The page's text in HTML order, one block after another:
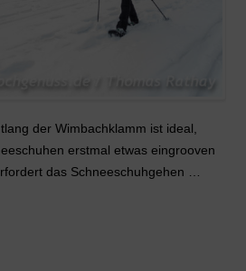
der Wimbachklamm ist ideal,
erstmal etwas eingrooven
das Schneeschuhgehen …